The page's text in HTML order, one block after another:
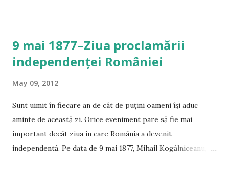
Talks și prelegerile lui Michael Sandel . Nu pot decât să le
urez mult succes inițiatorilor în implimentarea acestei idei
9 mai 1877–Ziua proclamării
independenței României
May 09, 2012
Sunt uimit în fiecare an de cât de puțini oameni își aduc
aminte de această zi. Orice eveniment pare să fie mai
important decât ziua în care România a devenit
independentă. Pe data de 9 mai 1877, Mihail Kogălniceanu,